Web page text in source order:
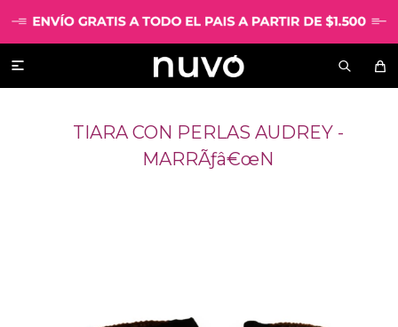

TIARA CON PERLAS AUDREY -
MARRÃƒâ€œN